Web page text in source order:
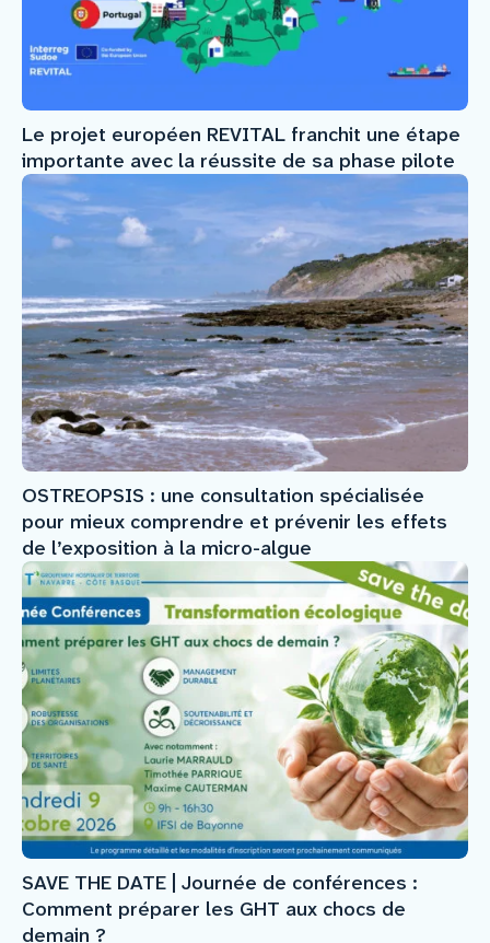
Le projet européen REVITAL franchit une étape
importante avec la réussite de sa phase pilote
OSTREOPSIS : une consultation spécialisée
pour mieux comprendre et prévenir les effets
de l’exposition à la micro-algue
SAVE THE DATE | Journée de conférences :
Comment préparer les GHT aux chocs de
demain ?